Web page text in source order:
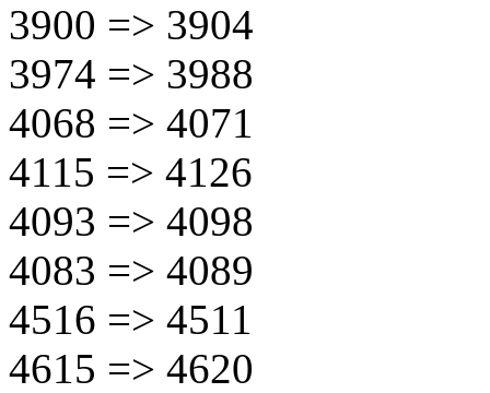
3900 => 3904
3974 => 3988
4068 => 4071
4115 => 4126
4093 => 4098
4083 => 4089
4516 => 4511
4615 => 4620